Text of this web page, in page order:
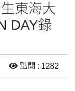
東海大
DAY錄
點閱 : 1282